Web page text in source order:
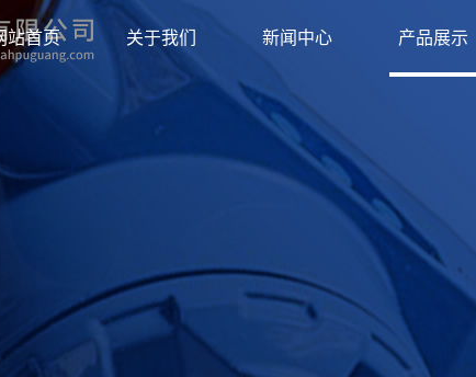
站首页 关于我们 新闻中心 产品展示